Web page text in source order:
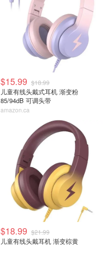
$15.99 $18.99
儿童有线头戴式耳机 渐变粉
85/94dB 可调头带
amazon.ca
$18.99 $21.99
儿童有线头戴耳机 渐变棕黄